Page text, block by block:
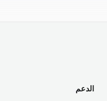
الدعم